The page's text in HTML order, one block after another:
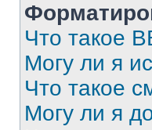
Что такое
Могу ли я
Что такое
Могу ли я